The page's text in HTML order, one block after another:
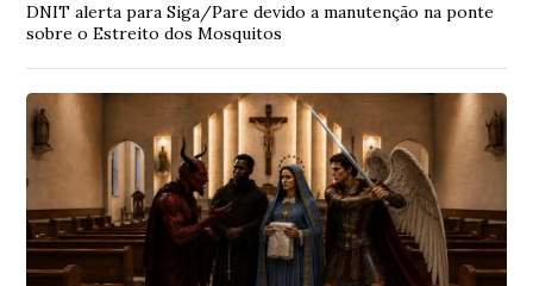
DNIT alerta para Siga/Pare devido a manutenção na ponte
sobre o Estreito dos Mosquitos